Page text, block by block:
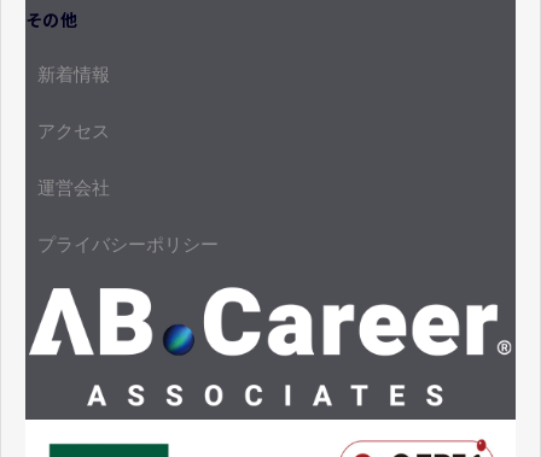
その他
新着情報
アクセス
運営会社
プライバシーポリシー